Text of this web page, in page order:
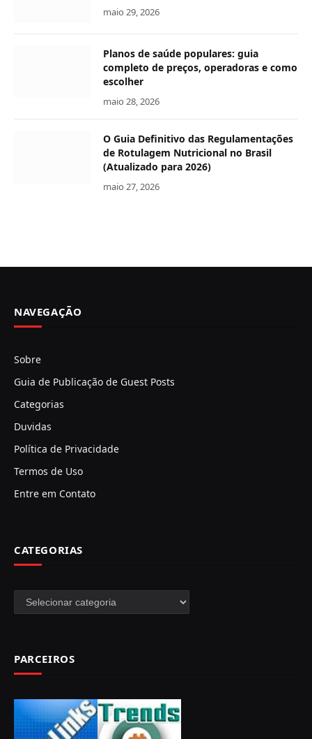
maio 29, 2026
Planos de saúde populares: guia
completo de preços, operadoras e como
escolher
maio 28, 2026
O Guia Definitivo das Regulamentações
de Rotulagem Nutricional no Brasil
(Atualizado para 2026)
maio 27, 2026
NAVEGAÇÃO
Sobre
Guia de Publicação de Guest Posts
Categorias
Duvidas
Política de Privacidade
Termos de Uso
Entre em Contato
CATEGORIAS
Categorias
PARCEIROS